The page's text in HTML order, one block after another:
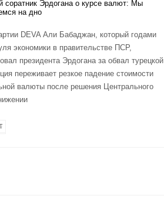
DEVA Али Бабаджан, который годами
экономики в правительстве ПСР,
президента Эрдогана за обвал турецкой
переживает резкое падение стоимости
валюты после решения Центрального